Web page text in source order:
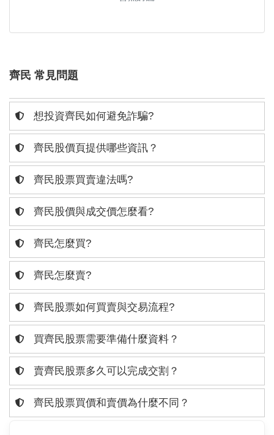
齊民 常見問題
想投資齊民如何避免詐騙?
齊民股價頁提供哪些資訊？
齊民股票買賣違法嗎?
齊民股價與成交價怎麼看?
齊民怎麼買?
齊民怎麼賣?
齊民股票如何買賣與交易流程?
買齊民股票需要準備什麼資料？
賣齊民股票多久可以完成交割？
齊民股票買價和賣價為什麼不同？